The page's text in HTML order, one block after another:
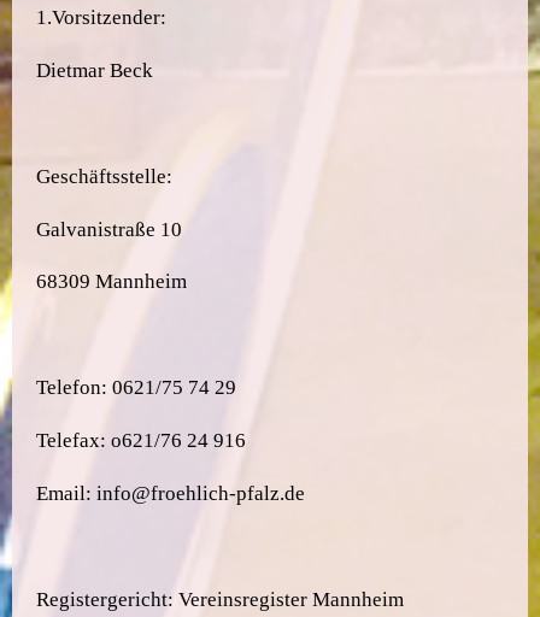
1.Vorsitzender:
Dietmar Beck
Geschäftsstelle:
Galvanistraße 10
68309 Mannheim
Telefon: 0621/75 74 29
Telefax: o621/76 24 916
Email: info@froehlich-pfalz.de
Registergericht: Vereinsregister Mannheim